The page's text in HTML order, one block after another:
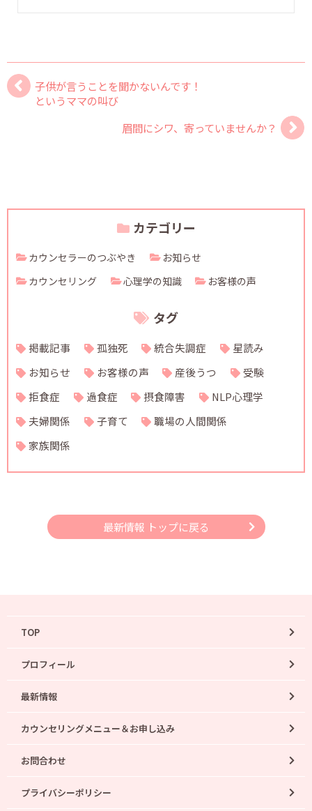
子供が言うことを聞かないんです！
というママの叫び
眉間にシワ、寄っていませんか？
カテゴリー
カウンセラーのつぶやき
お知らせ
カウンセリング
心理学の知識 お客様の声
タグ
掲載記事 孤独死 統合失調症
星読み
お知らせ
お客様の声 産後うつ
受験
拒食症
過食症 摂食障害
NLP心理学
夫婦関係
子育て
職場の人間関係
家族関係
最新情報 トップに戻る
TOP
プロフィール
最新情報
カウンセリングメニュー＆お申し込み
お問合わせ
プライバシーポリシー